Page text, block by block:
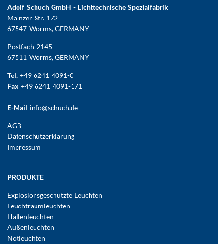
Adolf Schuch GmbH - Lichttechnische Spezialfabrik
Mainzer Str. 172
67547 Worms, GERMANY
Postfach 2145
67511 Worms, GERMANY
Tel. +49 6241 4091-0
Fax +49 6241 4091-171
E-Mail info@schuch.de
FUSSBEREICHSMENÜ
AGB
Datenschutzerklärung
Impressum
Hauptnavigation
PRODUKTE
Explosionsgeschützte Leuchten
Feuchtraumleuchten
Hallenleuchten
Außenleuchten
Notleuchten